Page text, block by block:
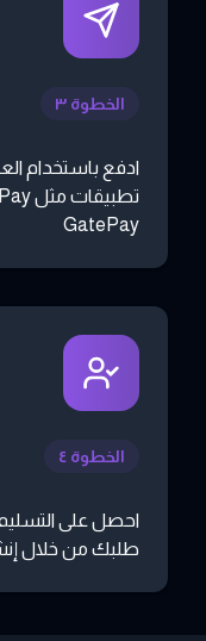
الخطوة ٣
ادفع باستخدام
GatePay
الخطوة ٤
احصل على التسليم
طلبك من خلال